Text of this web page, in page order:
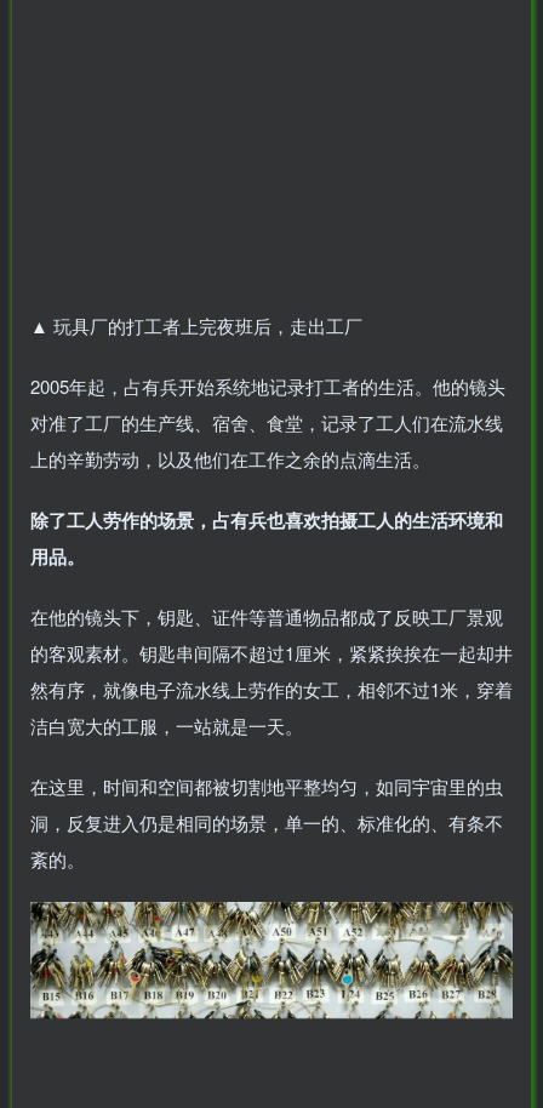
▲ 玩具厂的打工者上完夜班后，走出工厂
2005年起，占有兵开始系统地记录打工者的生活。他的镜头
对准了工厂的生产线、宿舍、食堂，记录了工人们在流水线
上的辛勤劳动，以及他们在工作之余的点滴生活。
除了工人劳作的场景，占有兵也喜欢拍摄工人的生活环境和
用品。
在他的镜头下，钥匙、证件等普通物品都成了反映工厂景观
的客观素材。钥匙串间隔不超过1厘米，紧紧挨挨在一起却井
然有序，就像电子流水线上劳作的女工，相邻不过1米，穿着
洁白宽大的工服，一站就是一天。
在这里，时间和空间都被切割地平整均匀，如同宇宙里的虫
洞，反复进入仍是相同的场景，单一的、标准化的、有条不
紊的。